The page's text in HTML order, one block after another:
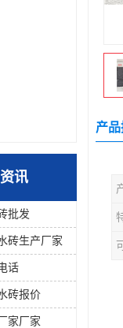
讯
批发
砖生产厂家
话
砖报价
家厂家
产